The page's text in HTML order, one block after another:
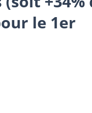
le 1er